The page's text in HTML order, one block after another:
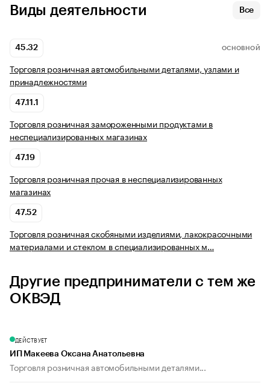
Виды деятельности Все
45.32 ОСНОВНОЙ
Торговля розничная автомобильными деталями, узлами и
принадлежностями
47.11.1
Торговля розничная замороженными продуктами в
неспециализированных магазинах
47.19
Торговля розничная прочая в неспециализированных
магазинах
47.52
Торговля розничная скобяными изделиями, лакокрасочными
материалами и стеклом в специализированных м…
Другие предприниматели с тем же
ОКВЭД
ДЕЙСТВУЕТ
ИП Макеева Оксана Анатольевна
Торговля розничная автомобильными деталями...